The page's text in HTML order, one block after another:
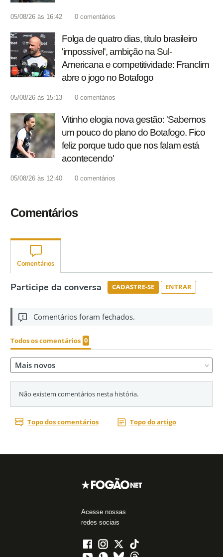
05/08/26 às 16:42 0 comentários
Folga de quatro dias, título brasileiro
'impossível', ambição na Sul-
Americana e competitividade: Franclim
abre o jogo no Botafogo
05/08/26 às 15:13 0 comentários
Vitinho elogia nova gestão: 'Sabemos
um pouco do plano do Botafogo. Fico
feliz porque tudo que nos falam está
acontecendo'
05/08/26 às 12:40 0 comentários
Comentários
Acesse nossas
redes sociais